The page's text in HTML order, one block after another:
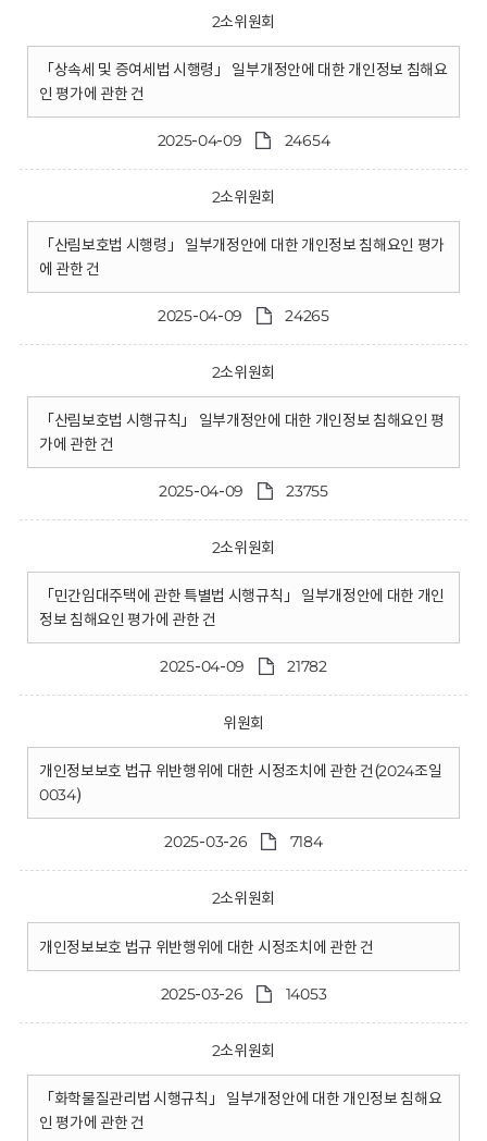
2소위원회
「상속세 및 증여세법 시행령」 일부개정안에 대한 개인정보 침해요
인 평가에 관한 건
2025-04-09 24654
2소위원회
「산림보호법 시행령」 일부개정안에 대한 개인정보 침해요인 평가
에 관한 건
2025-04-09 24265
2소위원회
「산림보호법 시행규칙」 일부개정안에 대한 개인정보 침해요인 평
가에 관한 건
2025-04-09 23755
2소위원회
「민간임대주택에 관한 특별법 시행규칙」 일부개정안에 대한 개인
정보 침해요인 평가에 관한 건
2025-04-09 21782
위원회
개인정보보호 법규 위반행위에 대한 시정조치에 관한 건(2024조일
0034)
2025-03-26 7184
2소위원회
개인정보보호 법규 위반행위에 대한 시정조치에 관한 건
2025-03-26 14053
2소위원회
「화학물질관리법 시행규칙」 일부개정안에 대한 개인정보 침해요
인 평가에 관한 건